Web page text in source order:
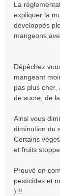
La
expliquer la
développés
mangeons
Dépêchez
mangeant
pas plus cher,
de sucre, de
Ainsi vous
diminution du
Certains
et fruits
Prouvé en
pesticides et
) !!